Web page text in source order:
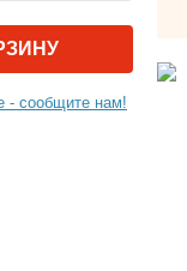
- сообщите нам!